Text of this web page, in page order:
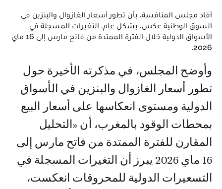
أفاد مجلس المنافسة، بأن تطور أسعار الغازوال والبنزين في
السوق الوطنية عكس، بشكل عام، التغيرات المسجلة في
الأسواق الدولية خلال الفترة الممتدة من فاتح مارس إلى 16 ماي
2026.
وأوضح المجلس، في مذكرته الأخيرة حول
تطور أسعار الغازوال والبنزين في الأسواق
الدولية ومستوى انعكاسها على أسعار البيع
بمحطات الوقود بالمغرب، أن «التحليل
المقارن للفترة الممتدة من فاتح مارس إلى
16 ماي 2026 يبرز أن التغيرات المسجلة في
التسعيرات الدولية للمحروقات انعكست،